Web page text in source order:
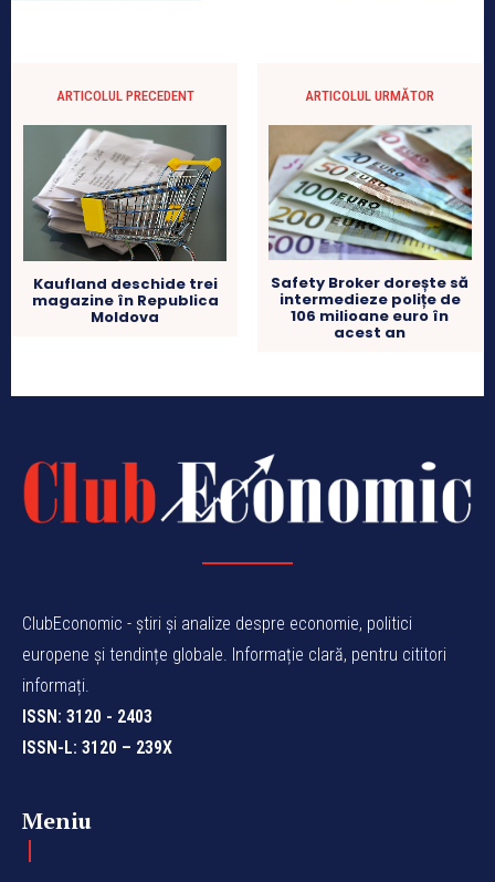
ARTICOLUL PRECEDENT
Kaufland deschide trei
magazine în Republica
Moldova
ARTICOLUL URMĂTOR
Safety Broker dorește să
intermedieze polițe de
106 milioane euro în
acest an
ClubEconomic - știri și analize despre economie, politici
europene și tendințe globale. Informație clară, pentru cititori
informați.
ISSN: 3120 - 2403
ISSN-L: 3120 – 239X
Meniu